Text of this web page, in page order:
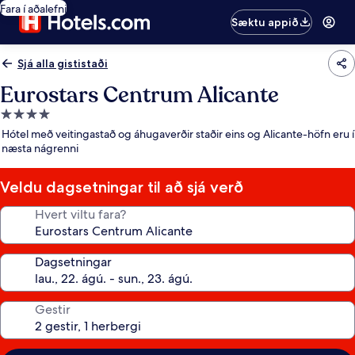
Fara í aðalefni
Sæktu appið
Sjá alla gististaði
Eurostars Centrum Alicante
4.0
stjörnu
gististaður
Hótel með veitingastað og áhugaverðir staðir eins og Alicante-höfn eru í
næsta nágrenni
Veldu dagsetningar til að sjá verð
Hvert viltu fara?
Dagsetningar
Gestir